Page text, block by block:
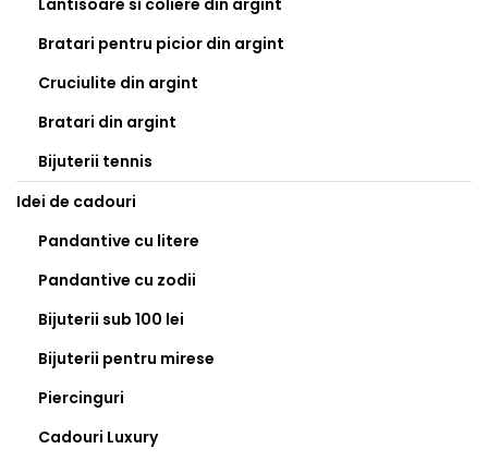
Lantisoare si coliere din argint
Bratari pentru picior din argint
Cruciulite din argint
Bratari din argint
Bijuterii tennis
Idei de cadouri
Pandantive cu litere
Pandantive cu zodii
Bijuterii sub 100 lei
Bijuterii pentru mirese
Piercinguri
Cadouri Luxury